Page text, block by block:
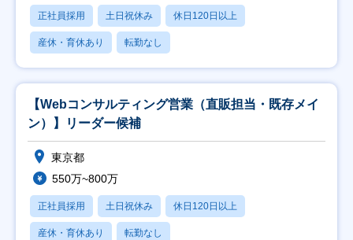
正社員採用 土日祝休み 休日120日以上
産休・育休あり 転勤なし
【Webコンサルティング営業（直販担当・既存メイ
ン）】リーダー候補
東京都
550万~800万
正社員採用 土日祝休み 休日120日以上
産休・育休あり 転勤なし